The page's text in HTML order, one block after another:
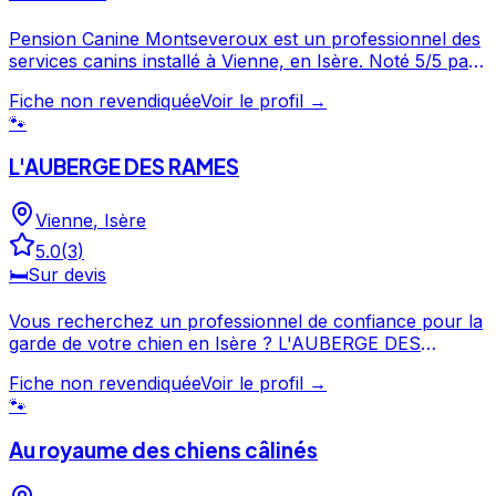
Pension Canine Montseveroux est un professionnel des
services canins installé à Vienne, en Isère. Noté 5/5 par
attentionné pour votre compagnon. Prenez contact
pour discuter de vos besoins et organiser la garde de
professionnel du service canin situé à Vienne. Noté 5/5
Fiche non revendiquéeVoir le profil →
🐾
L'AUBERGE DES RAMES
Vienne, Isère
5.0(3)
🛏️Sur devis
Vous recherchez un professionnel de confiance pour la
garde de votre chien en Isère ? L'AUBERGE DES
Noté 5/5 par ses clients, ce professionnel propose un
service attentionné pour votre compagnon. Consultez
directement. L'AUBERGE DES RAMES est un
Fiche non revendiquéeVoir le profil →
🐾
Au royaume des chiens câlinés